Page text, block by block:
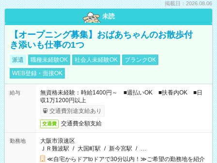
掲載日：2026.08.06
未読
【オープニング募集】おばあちゃんのお散歩付
き添いも仕事の1つ
派遣 職種未経験OK 社会人未経験OK
ブランクOK
WEB登録・面接OK
給与
無資格未経験：時給1400円～ ■週払いOK ■扶養内OK ■日
収1万1200円以上
交通費別途支給あり
交通費 交通費全額支給
勤務地
大阪市浪速区
ＪＲ難波駅 / 大国町駅 / 新今宮駅 / …
≪自宅からドアtoドアで30分以内！≫ご希望の勤務地を紹介